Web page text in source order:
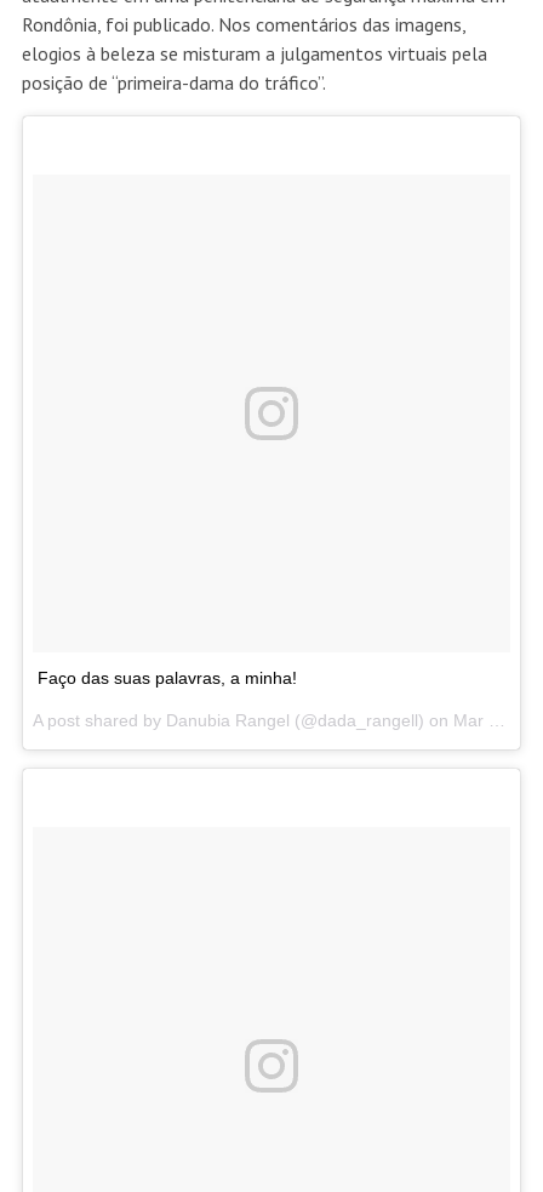
Rondônia, foi publicado. Nos comentários das imagens,
elogios à beleza se misturam a julgamentos virtuais pela
posição de “primeira-dama do tráfico”.
Faço das suas palavras, a minha!
A post shared by Danubia Rangel (@dada_rangell) on Mar 28, 2013 at 5:18pm PDT